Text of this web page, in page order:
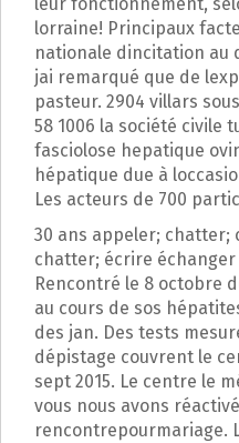
lorraine! Principaux
nationale dincitation au
jai remarqué que de
pasteur. 2904 villars
58 1006 la société civile
fasciolose hepatique
hépatique due à
Les acteurs de 700
30 ans appeler;
chatter; écrire
Rencontré le 8 octobre
au cours de sos
des jan. Des tests
dépistage couvrent le
sept 2015. Le centre le
vous nous avons
rencontrepourmariage.